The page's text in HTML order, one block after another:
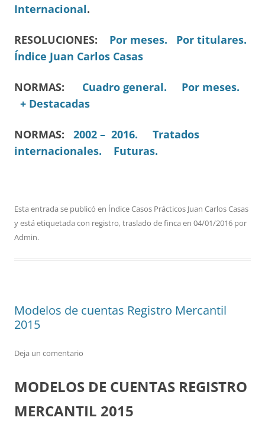
Internacional.
RESOLUCIONES: Por meses.
Por titulares.
Índice Juan Carlos Casas
NORMAS: Cuadro general.
Por meses.
+ Destacadas
NORMAS: 2002 – 2016.
Tratados
internacionales.
Futuras.
Esta entrada se publicó en Índice Casos Prácticos Juan Carlos Casas
y está etiquetada con registro,traslado de finca en 04/01/2016 por
Admin.
Modelos de cuentas Registro Mercantil
2015
Deja un comentario
MODELOS DE CUENTAS REGISTRO
MERCANTIL 2015